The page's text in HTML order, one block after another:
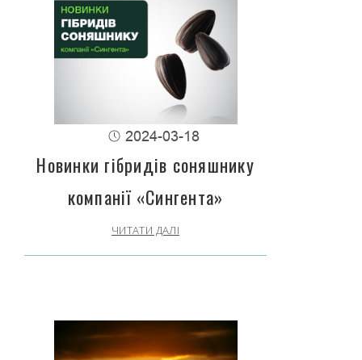
2024-03-18
Новинки гібридів соняшнику
компанії «Сингента»
ЧИТАТИ ДАЛІ